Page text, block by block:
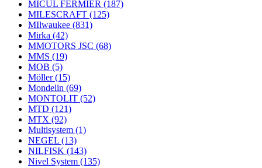
MICUL FERMIER (187)
MILESCRAFT (125)
MIlwaukee (831)
Mirka (42)
MMOTORS JSC (68)
MMS (19)
MOB (5)
Möller(15)
Mondelin (69)
MONTOLIT (52)
MTD (121)
MTX (92)
Multisystem (1)
NEGEL (13)
NILFISK (143)
Nivel System (135)